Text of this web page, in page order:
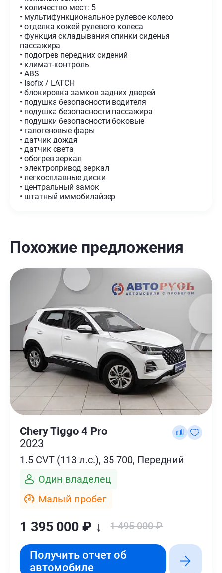
• количество мест: 5
• мультифункциональное рулевое колесо
• отделка кожей рулевого колеса
• функция складывания спинки сиденья
пассажира
• подогрев передних сидений
• климат-контроль
• ABS
• Isofix / LATCH
• блокировка замков задних дверей
• подушка безопасности водителя
• подушка безопасности пассажира
• подушки безопасности боковые
• галогеновые фары
• датчик дождя
• датчик света
• обогрев зеркал
• электропривод зеркал
• легкосплавные диски
• центральный замок
• штатный иммобилайзер
Похожие предложения
Chery Tiggo 4 Pro
2023
1.5 CVT (113 л.с.), 35 700, Передний
Один владелец
Малый пробег
1 395 000 ₽ ↓ 1 495 000 ₽
Получить отчет об
автомобиле